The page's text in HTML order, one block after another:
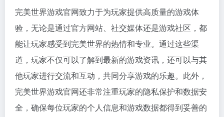
完美世界游戏官网致力于为玩家提供高质量的游戏体
验，无论是通过官方网站、社交媒体还是游戏社区，都
能让玩家感受到完美世界的热情和专业。通过这些渠
道，玩家不仅可以了解到最新的游戏资讯，还可以与其
他玩家进行交流和互动，共同分享游戏的乐趣。此外，
完美世界游戏官网还非常注重玩家的隐私保护和数据安
全，确保每位玩家的个人信息和游戏数据都得到妥善的